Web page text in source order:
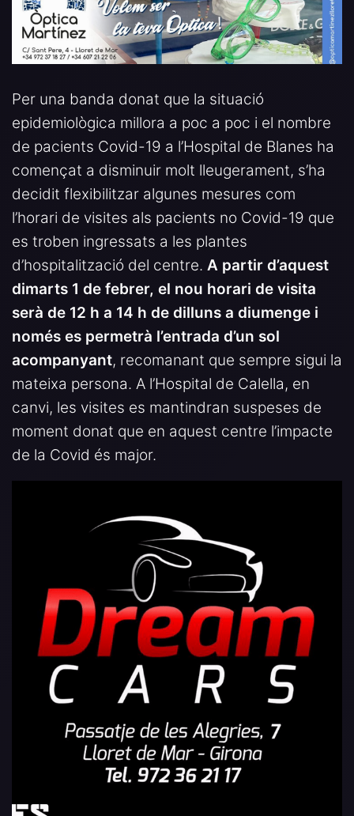
Per una banda donat que la situació
epidemiològica millora a poc a poc i el nombre
de pacients Covid-19 a l’Hospital de Blanes ha
començat a disminuir molt lleugerament, s’ha
decidit flexibilitzar algunes mesures com
l’horari de visites als pacients no Covid-19 que
es troben ingressats a les plantes
d’hospitalització del centre. A partir d’aquest
dimarts 1 de febrer, el nou horari de visita
serà de 12 h a 14 h de dilluns a diumenge i
només es permetrà l’entrada d’un sol
acompanyant, recomanant que sempre sigui la
mateixa persona. A l’Hospital de Calella, en
canvi, les visites es mantindran suspeses de
moment donat que en aquest centre l’impacte
de la Covid és major.